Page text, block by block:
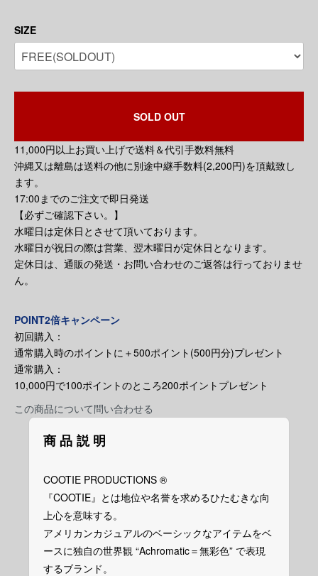
SIZE
SOLD OUT
11,000円以上お買い上げで送料＆代引手数料無料
沖縄又は離島は送料の他に別途中継手数料(2,200円)を頂戴致し
ます。
17:00までのご注文で即日発送
【必ずご確認下さい。】
水曜日は定休日とさせて頂いております。
水曜日が祝日の際は営業、翌木曜日が定休日となります。
定休日は、通販の発送・お問い合わせのご返答は行っておりませ
ん。
POINT2倍キャンペーン
初回購入：
通常購入時のポイントに＋500ポイント(500円分)プレゼント
通常購入：
10,000円で100ポイントのところ200ポイントプレゼント
この商品について問い合わせる
商品説明
COOTIE PRODUCTIONS ®︎
『COOTIE』とは地位や名誉を求めるひたむきな向
上心を意味する。
アメリカンカジュアルのベーシックなアイテムをベ
ースに独自の世界観 “Achromatic＝無彩色” で表現
するブランド。